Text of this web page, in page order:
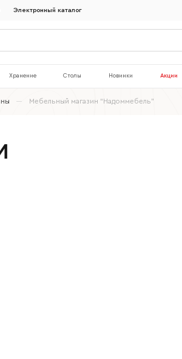
Электронный каталог
Хранение Столы Новинки Акции
Мебельный магазин “Надоммебель”